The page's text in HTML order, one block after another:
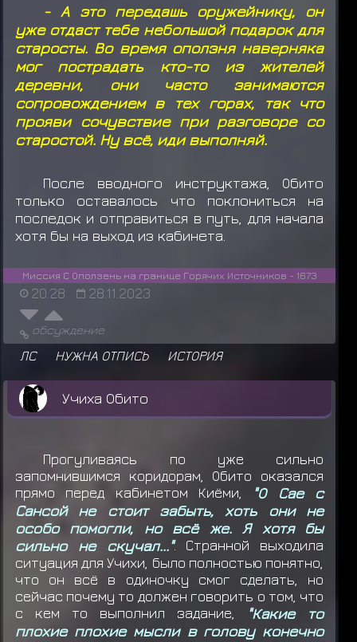
- А это передашь оружейнику, он
уже отдаст тебе небольшой подарок для
старосты. Во время оползня наверняка
мог пострадать кто-то из жителей
деревни, они часто занимаются
сопровождением в тех горах, так что
прояви сочувствие при разговоре со
старостой. Ну всё, иди выполняй.
После вводного инструктажа, Обито
только оставалось что поклониться на
последок и отправиться в путь, для начала
хотя бы на выход из кабинета.
Миссия С Оползень на границе Горячих Источников - 1673
20:28 28.11.2023
обсуждение
ЛС НУЖНА ОТПИСЬ ИСТОРИЯ
Учиха Обито
Прогуливаясь по уже сильно
запомнившимся коридорам, Обито оказался
прямо перед кабинетом Киёми,
"О Сае с
Сансой не стоит забыть, хоть они не
особо помогли, но всё же. Я хотя бы
сильно не скучал...". Странной выходила
ситуация для Учихи, было полностью понятно,
что он всё в одиночку смог сделать, но
сейчас почему то должен говорить о том, что
с кем то выполнил задание,
"Какие то
плохие плохие мысли в голову конечно